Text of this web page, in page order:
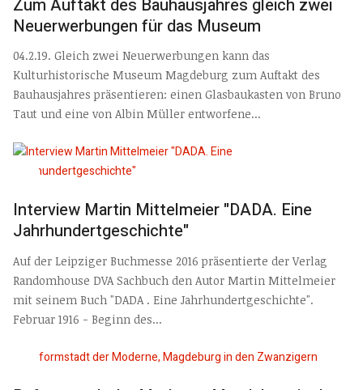
Zum Auftakt des Bauhausjahres gleich zwei
Neuerwerbungen für das Museum
04.2.19. Gleich zwei Neuerwerbungen kann das
Kulturhistorische Museum Magdeburg zum Auftakt des
Bauhausjahres präsentieren: einen Glasbaukasten von Bruno
Taut und eine von Albin Müller entworfene...
Interview Martin Mittelmeier "DADA. Eine
Jahrhundertgeschichte"
Auf der Leipziger Buchmesse 2016 präsentierte der Verlag
Randomhouse DVA Sachbuch den Autor Martin Mittelmeier
mit seinem Buch "DADA . Eine Jahrhundertgeschichte".
Februar 1916 - Beginn des...